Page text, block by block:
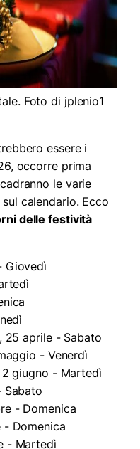
Foto di jplenio1
essere i
occorre prima
le varie
calendario. Ecco
delle festività
Giovedì
, 25 aprile - Sabato
- Venerdì
2 giugno - Martedì
Sabato
- Domenica
- Domenica
- Martedì